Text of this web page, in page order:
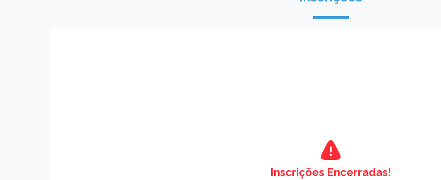
Inscrições Encerradas!